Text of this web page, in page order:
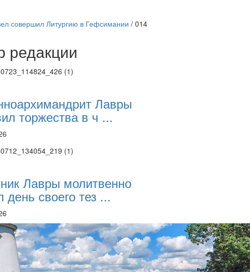
трансляции
трансляции
трансляции
трансляции
трансляции
совершил Литургию в Гефсимании / 014
редакции
Лавры
торжества в ч ...
Лавры молитвенно
день своего тез ...